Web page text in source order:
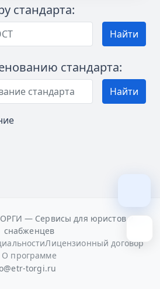
стандарта:
Найти
стандарта:
Найти
— Сервисы для юристов и
снабженцев
Лицензионный договор
О программе
torgi.ru